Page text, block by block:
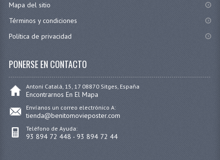
Mapa del sitio
Términos y condiciones
Política de privacidad
PONERSE EN CONTACTO
Antoni Catalá, 15, 17 08870 Sitges, España
Encontrarnos En El Mapa
Envíanos un correo electrónico A:
tienda@benitomovieposter.com
Teléfono de Ayuda:
93 894 72 448 - 93 894 72 44